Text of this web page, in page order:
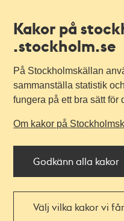
Kakor på
.stockholm.se
På Stockholmskällan
sammanställa statistik
fungera på ett bra sätt för
Om kakor på
Godkänn alla kakor
Välj vilka kakor vi